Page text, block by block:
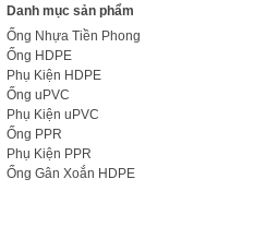
Danh mục sản phẩm
Ống Nhựa Tiền Phong
Ống HDPE
Phụ Kiện HDPE
Ống uPVC
Phụ Kiện uPVC
Ống PPR
Phụ Kiện PPR
Ống Gân Xoắn HDPE